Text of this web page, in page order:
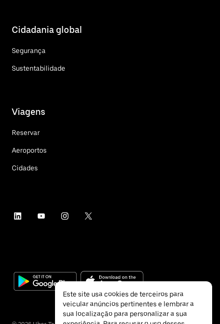
Cidadania global
Segurança
Sustentabilidade
Viagens
Reservar
Aeroportos
Cidades
Este site usa cookies de terceiros para
veicular anúncios pertinentes e lembrar a
sua localização para personalizar a sua